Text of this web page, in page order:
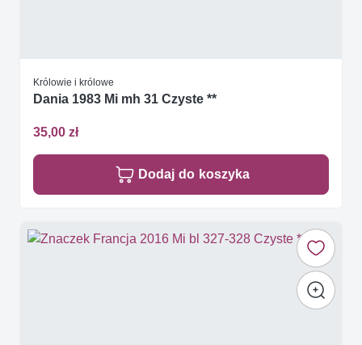
Królowie i królowe
Dania 1983 Mi mh 31 Czyste **
35,00 zł
Dodaj do koszyka